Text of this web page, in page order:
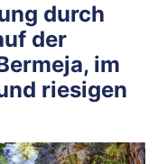
durch
der
im
riesigen